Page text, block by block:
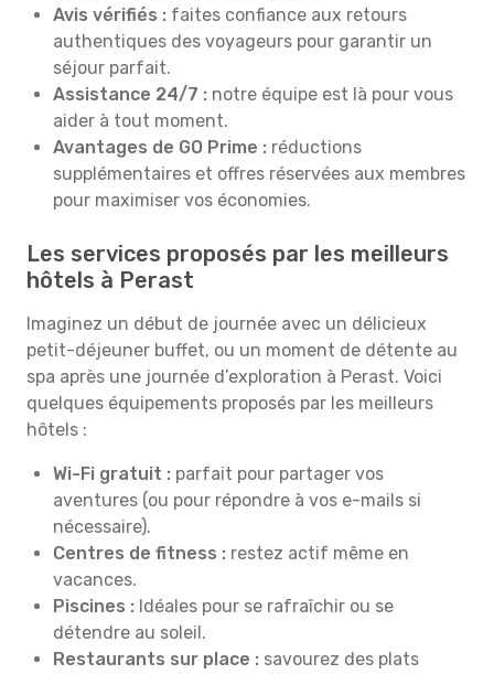
Avis vérifiés : faites confiance aux retours
authentiques des voyageurs pour garantir un
séjour parfait.
Assistance 24/7 : notre équipe est là pour vous
aider à tout moment.
Avantages de GO Prime : réductions
supplémentaires et offres réservées aux membres
pour maximiser vos économies.
Les services proposés par les meilleurs
hôtels à Perast
Imaginez un début de journée avec un délicieux
petit-déjeuner buffet, ou un moment de détente au
spa après une journée d’exploration à Perast. Voici
quelques équipements proposés par les meilleurs
hôtels :
Wi-Fi gratuit : parfait pour partager vos
aventures (ou pour répondre à vos e-mails si
nécessaire).
Centres de fitness : restez actif même en
vacances.
Piscines : Idéales pour se rafraîchir ou se
détendre au soleil.
Restaurants sur place : savourez des plats